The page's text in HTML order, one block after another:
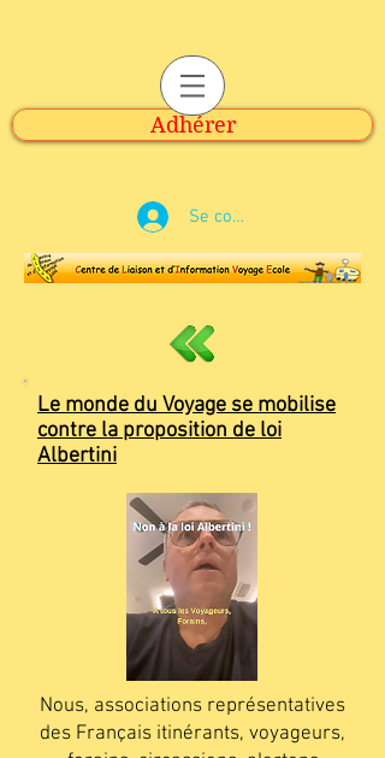
Adhérer
Se connecter
Le monde du Voyage se mobilise
contre la proposition de loi
Albertini
Nous, associations représentatives
des Français itinérants, voyageurs,